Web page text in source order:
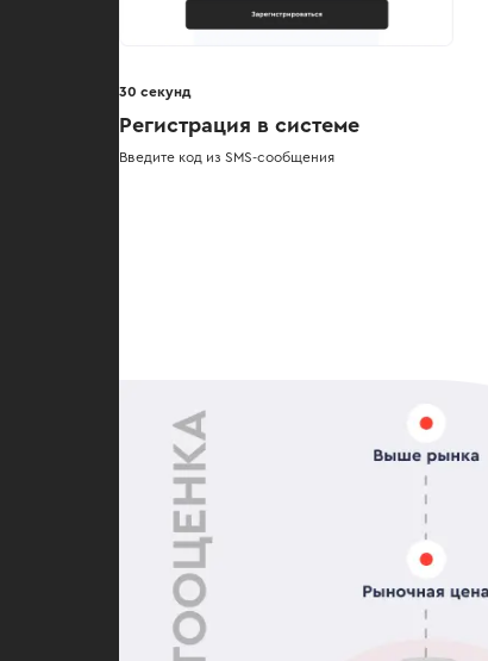
30 секунд
Регистрация в системе
Введите код из SMS-сообщения